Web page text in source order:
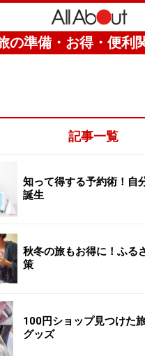
の準備・お得・便利
記事一覧
知って得する予約術！自
誕生
秋冬の旅もお得に！ふる
策
100円ショップ見つけた
グッズ